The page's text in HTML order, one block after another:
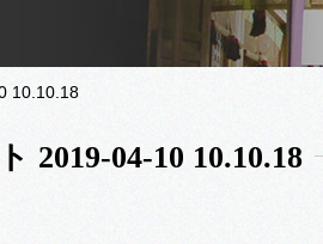
10.10.18
2019-04-10 10.10.18